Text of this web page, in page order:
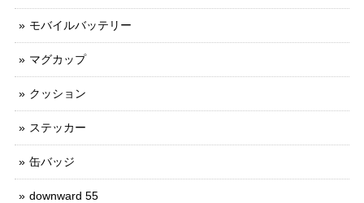
モバイルバッテリー
マグカップ
クッション
ステッカー
缶バッジ
downward 55